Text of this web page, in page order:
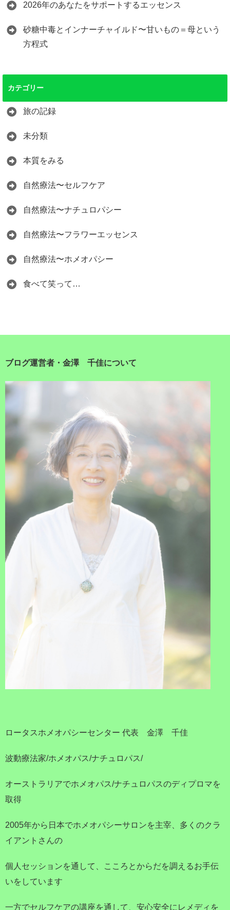
2026年のあなたをサポートするエッセンス
砂糖中毒とインナーチャイルド〜甘いもの＝母という
方程式
カテゴリー
旅の記録
未分類
本質をみる
自然療法〜セルフケア
自然療法〜ナチュロパシー
自然療法〜フラワーエッセンス
自然療法〜ホメオパシー
食べて笑って…
ブログ運営者・金澤 千佳について
ロータスホメオパシーセンター 代表 金澤 千佳
波動療法家/ホメオパス/ナチュロパス/
オーストラリアでホメオパス/ナチュロパスのディプロマを
取得
2005年から日本でホメオパシーサロンを主宰、多くのクラ
イアントさんの
個人セッションを通して、こころとからだを調えるお手伝
いをしています
一方でセルフケアの講座を通して、安心安全にレメディを